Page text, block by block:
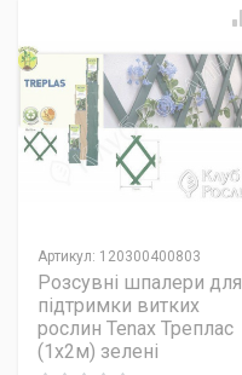
Артикул: 120300400803
Розсувні шпалери для
підтримки витких
рослин Tenax Треплас
(1х2м) зелені